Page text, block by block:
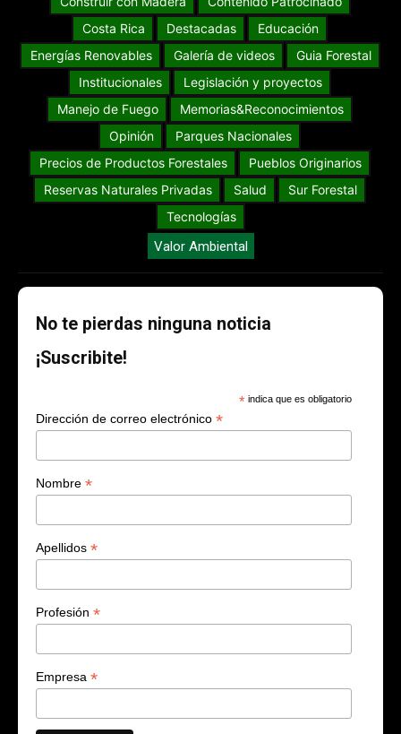
Costa Rica
Destacadas
Educación
Energías Renovables
Galería de videos
Guia Forestal
Institucionales
Legislación y proyectos
Manejo de Fuego
Memorias&Reconocimientos
Opinión
Parques Nacionales
Precios de Productos Forestales
Pueblos Originarios
Reservas Naturales Privadas
Salud
Sur Forestal
Tecnologías
Valor Ambiental
No te pierdas ninguna noticia
¡Suscribite!
* indica que es obligatorio
Dirección de correo electrónico *
Nombre *
Apellidos *
Profesión *
Empresa *